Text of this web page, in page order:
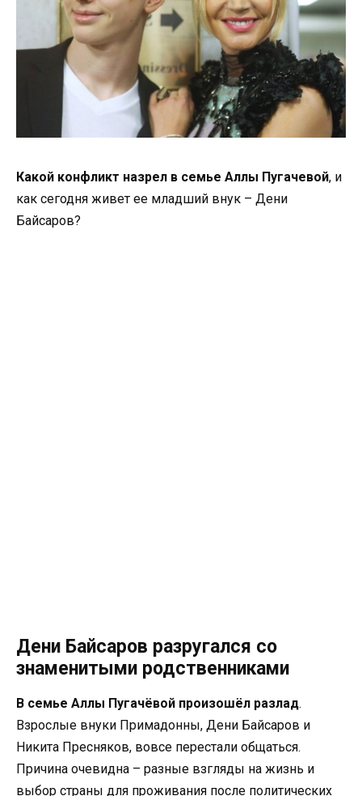
Какой конфликт назрел в семье Аллы Пугачевой, и
как сегодня живет ее младший внук – Дени
Байсаров?
Дени Байсаров разругался со
знаменитыми родственниками
В семье Аллы Пугачёвой произошёл разлад.
Взрослые внуки Примадонны, Дени Байсаров и
Никита Пресняков, вовсе перестали общаться.
Причина очевидна – разные взгляды на жизнь и
выбор страны для проживания после политических